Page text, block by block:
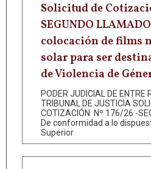
Solicitud de
SEGUNDO
colocación de films
solar para ser
de Violencia de
PODER JUDICIAL DE ENTRE
TRIBUNAL DE JUSTICIA
COTIZACIÓN Nº 176/26 -
De conformidad a lo
Superior